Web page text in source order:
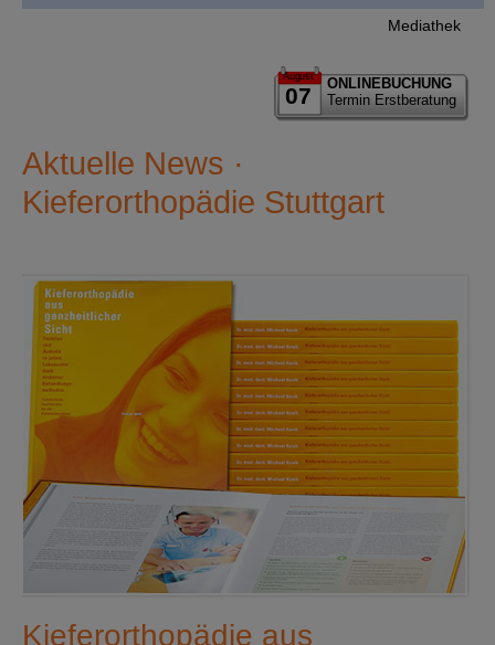
Mediathek
August
07
ONLINEBUCHUNG
Termin Erstberatung
Aktuelle News ·
Kieferorthopädie Stuttgart
Kieferorthopädie aus